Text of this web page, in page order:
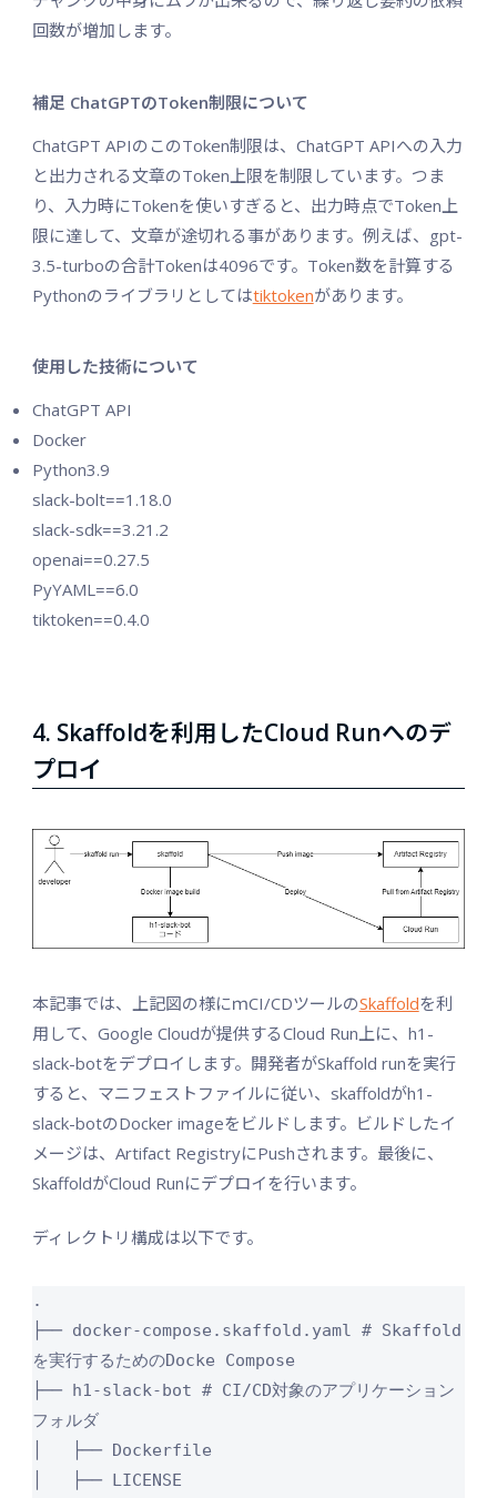
回数が増加します。
補足 ChatGPTのToken制限について
ChatGPT APIのこのToken制限は、ChatGPT APIへの入力
と出力される文章のToken上限を制限しています。つま
り、入力時にTokenを使いすぎると、出力時点でToken上
限に達して、文章が途切れる事があります。例えば、gpt-
3.5-turboの合計Tokenは4096です。Token数を計算する
Pythonのライブラリとしてはtiktokenがあります。
使用した技術について
ChatGPT API
Docker
Python3.9
slack-bolt==1.18.0
slack-sdk==3.21.2
openai==0.27.5
PyYAML==6.0
tiktoken==0.4.0
4. Skaffoldを利用したCloud Runへのデ
プロイ
本記事では、上記図の様にｍCI/CDツールのSkaffoldを利
用して、Google Cloudが提供するCloud Run上に、h1-
slack-botをデプロイします。開発者がSkaffold runを実行
すると、マニフェストファイルに従い、skaffoldがh1-
slack-botのDocker imageをビルドします。ビルドしたイ
メージは、Artifact RegistryにPushされます。最後に、
SkaffoldがCloud Runにデプロイを行います。
ディレクトリ構成は以下です。
.
├── docker-compose.skaffold.yaml # Skaffold
を実行するためのDocke Compose
├── h1-slack-bot # CI/CD対象のアプリケーション
フォルダ
│   ├── Dockerfile
│   ├── LICENSE